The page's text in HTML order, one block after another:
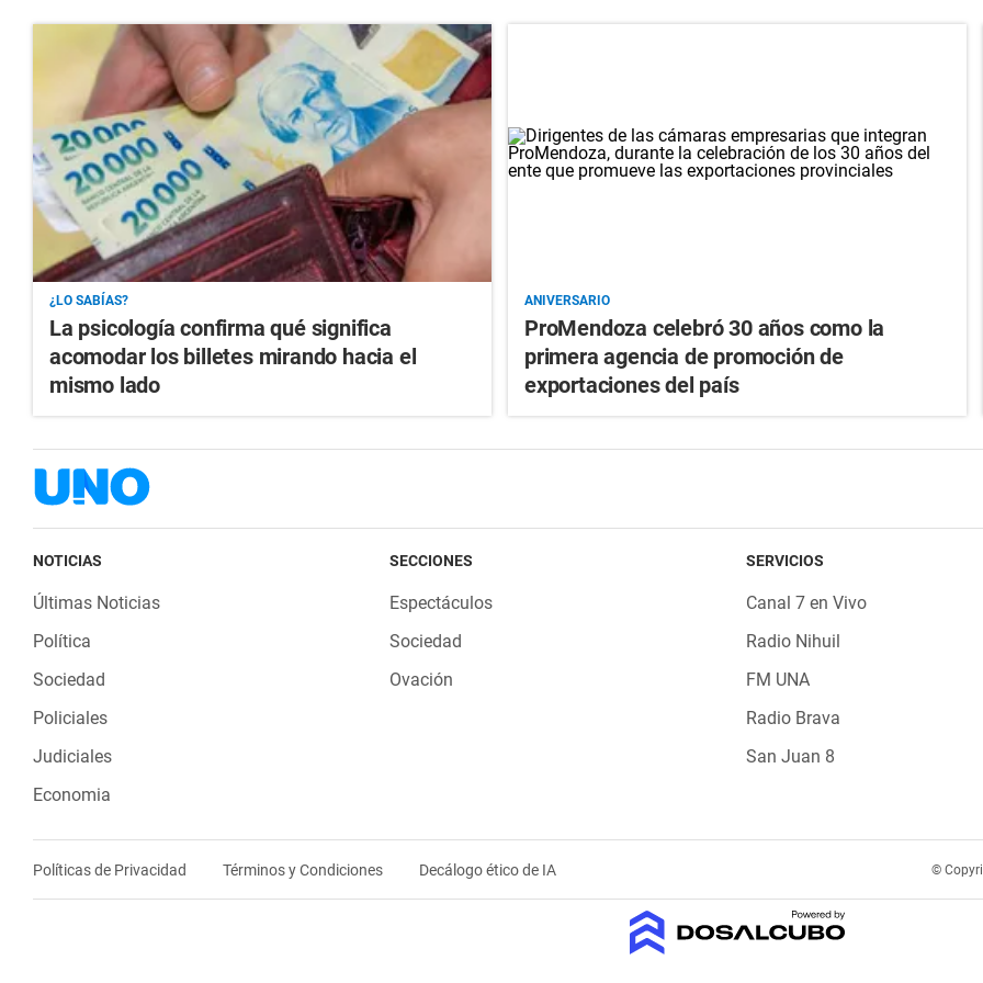
¿LO SABÍAS?
La psicología confirma qué significa
acomodar los billetes mirando hacia el
mismo lado
ANIVERSARIO
ProMendoza celebró 30 años como la
primera agencia de promoción de
exportaciones del país
NOTICIAS
Últimas Noticias
Política
Sociedad
Policiales
Judiciales
Economia
SECCIONES
Espectáculos
Sociedad
Ovación
SERVICIOS
Canal 7 en Vivo
Radio Nihuil
FM UNA
Radio Brava
San Juan 8
Políticas de Privacidad Términos y Condiciones Decálogo ético de IA ©